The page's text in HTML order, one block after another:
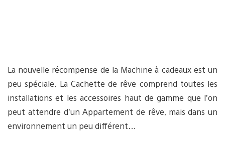
La nouvelle récompense de la Machine à cadeaux est un
peu spéciale. La Cachette de rêve comprend toutes les
installations et les accessoires haut de gamme que l’on
peut attendre d’un Appartement de rêve, mais dans un
environnement un peu différent…